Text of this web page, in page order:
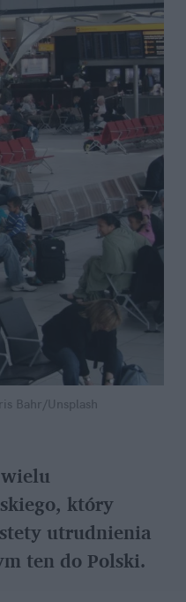
Bahr/Unsplash
który
utrudnienia
ten do Polski.